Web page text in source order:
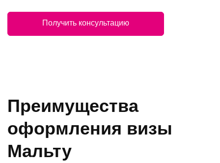
Получить консультацию
Преимущества
оформления визы
Мальту